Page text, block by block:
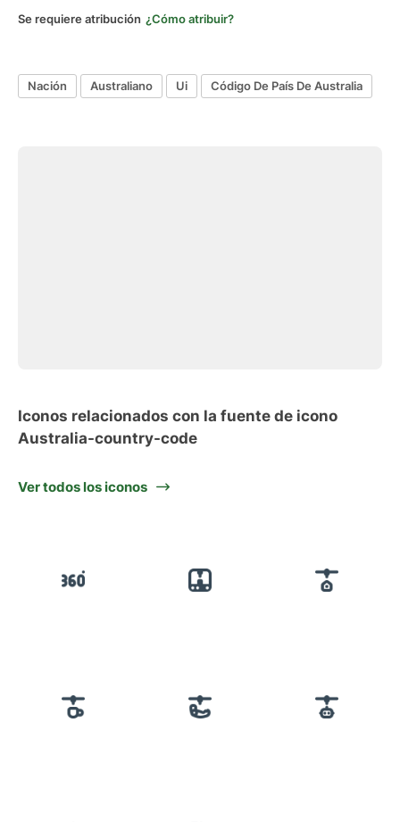
Se requiere atribución ¿Cómo atribuir?
Nación Australiano Ui Código De País De Australia
Iconos relacionados con la fuente de icono
Australia-country-code
Ver todos los iconos